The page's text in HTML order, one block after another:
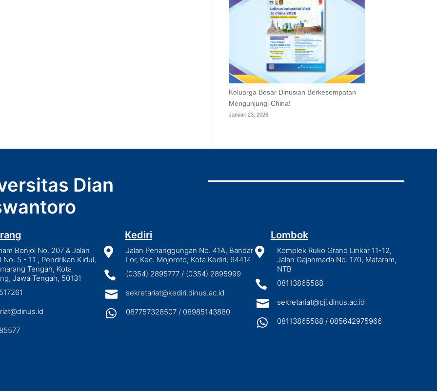
Keluarga Besar Dinusian Berkesempatan
Mengunjungi China!
Januari 23, 2026
Dian
Bonjol No. 207 & Jalan
No. 5 - 11 , Pendrikan Kidul,
Tengah, Kota
Jawa Tengah, 50131
Kediri

Jalan Penanggungan No. 41A, Bandar
Lor, Kec. Mojoroto, Kota Kediri, 64414
 (0354) 2895777 / (0354) 2895999
 sekretariat@kediri.dinus.ac.id
 087757328507 / 08985143880
Lombok

Komplek Ruko Grand Linkar 11-12,
Jalan Gajahmada No. 170, Mataram,
NTB
 08113865588
 sekretariat@pjj.dinus.ac.id
 08113865588 / 085642975966